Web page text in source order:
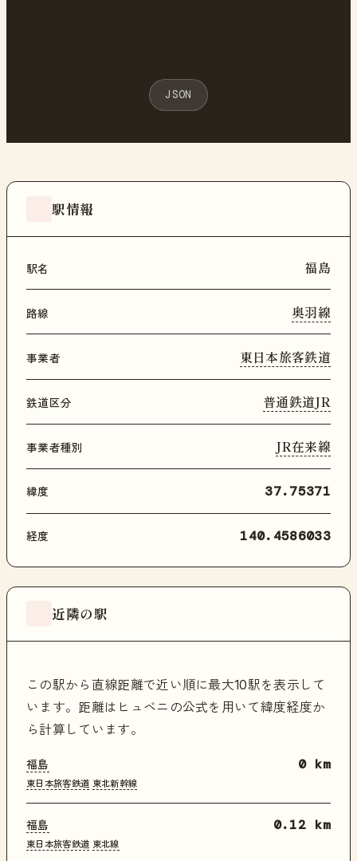
JSON
駅情報
駅名 福島
路線 奥羽線
事業者 東日本旅客鉄道
鉄道区分 普通鉄道JR
事業者種別 JR在来線
緯度 37.75371
経度 140.4586033
近隣の駅
この駅から直線距離で近い順に最大10駅を表示して
います。距離はヒュベニの公式を用いて緯度経度か
ら計算しています。
福島
東日本旅客鉄道 東北新幹線
0 km
福島
東日本旅客鉄道 東北線
0.12 km